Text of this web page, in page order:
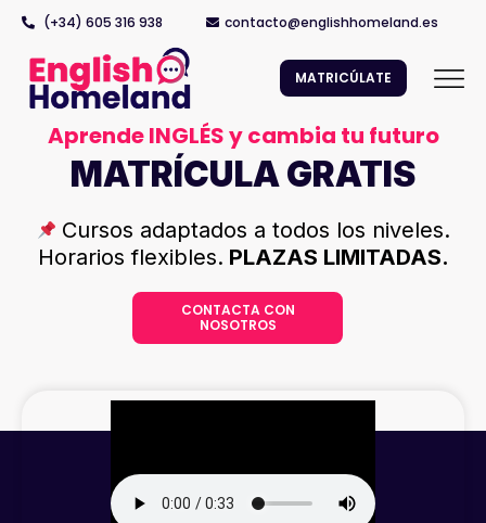
(+34) 605 316 938 contacto@englishhomeland.es
MATRICÚLATE
Aprende INGLÉS y cambia tu futuro
MATRÍCULA GRATIS
Cursos adaptados a todos los niveles.
Horarios flexibles. PLAZAS LIMITADAS.
CONTACTA CON
NOSOTROS